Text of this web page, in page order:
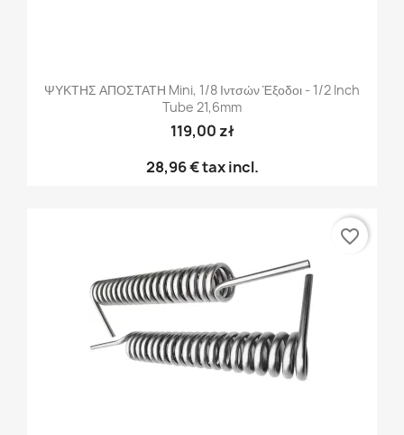
ΨΥΚΤΗΣ ΑΠΟΣΤΑΤΗ Mini, 1/8 Ιντσών Έξοδοι - 1/2 Inch
Tube 21,6mm
119,00 zł
28,96 €tax incl.
favorite_border